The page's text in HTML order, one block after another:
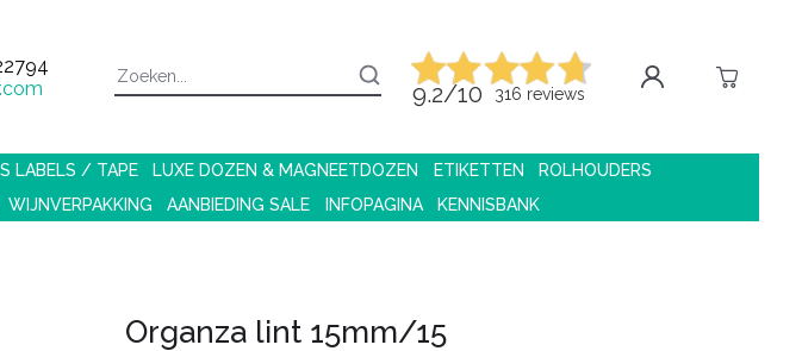
9.2/10 316 reviews
LABELS / TAPE LUXE DOZEN & MAGNEETDOZEN ETIKETTEN
ROLHOUDERS
WIJNVERPAKKING AANBIEDING SALE INFOPAGINA KENNISBANK
Organza lint 15mm/15